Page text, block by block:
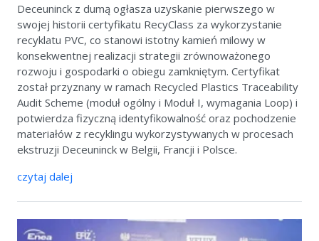
Deceuninck z dumą ogłasza uzyskanie pierwszego w
swojej historii certyfikatu RecyClass za wykorzystanie
recyklatu PVC, co stanowi istotny kamień milowy w
konsekwentnej realizacji strategii zrównoważonego
rozwoju i gospodarki o obiegu zamkniętym. Certyfikat
został przyznany w ramach Recycled Plastics Traceability
Audit Scheme (moduł ogólny i Moduł I, wymagania Loop) i
potwierdza fizyczną identyfikowalność oraz pochodzenie
materiałów z recyklingu wykorzystywanych w procesach
ekstruzji Deceuninck w Belgii, Francji i Polsce.
czytaj dalej